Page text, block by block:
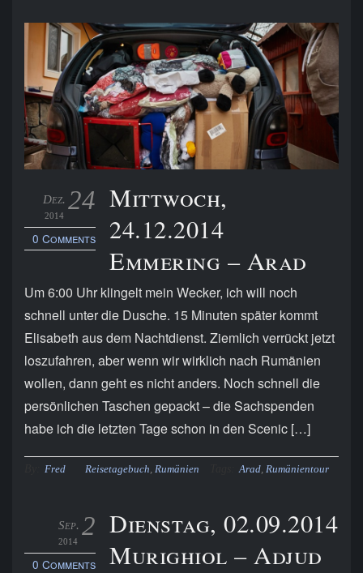
24
Dez.
2014
0 Comments
Mittwoch,
24.12.2014
Emmering – Arad
Um 6:00 Uhr klingelt mein Wecker, ich will noch
schnell unter die Dusche. 15 Minuten später kommt
Elisabeth aus dem Nachtdienst. Ziemlich verrückt jetzt
loszufahren, aber wenn wir wirklich nach Rumänien
wollen, dann geht es nicht anders. Noch schnell die
persönlichen Taschen gepackt – die Sachspenden
habe ich die letzten Tage schon in den Scenic […]
Fred Reisetagebuch, Rumänien Arad, Rumänientour
2
Sep.
2014
0 Comments
Dienstag, 02.09.2014
Murighiol – Adjud